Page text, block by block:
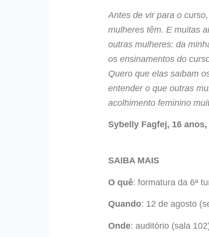
Antes de vir para o
mulheres têm. E muitas
outras mulheres: da
os ensinamentos do
Quero que elas saibam
entender o que outras
acolhimento feminino
Sybelly Fagfej, 16
SAIBA MAIS
O quê: formatura da 6ª
Quando: 12 de agosto
Onde: auditório (sala